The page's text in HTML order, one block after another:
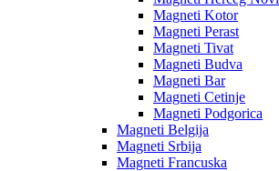
Magneti Kotor
Magneti Perast
Magneti Tivat
Magneti Budva
Magneti Bar
Magneti Cetinje
Magneti Podgorica
Magneti Belgija
Magneti Srbija
Magneti Francuska